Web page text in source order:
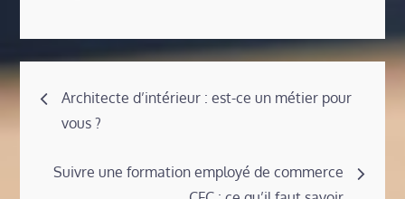
Navigation
Architecte d’intérieur : est-ce un métier pour
vous ?
Suivre une formation employé de commerce